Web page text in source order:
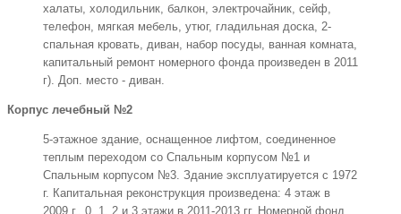
халаты, холодильник, балкон, электрочайник, сейф,
телефон, мягкая мебель, утюг, гладильная доска, 2-
спальная кровать, диван, набор посуды, ванная комната,
капитальный ремонт номерного фонда произведен в 2011
г). Доп. место - диван.
Корпус лечебный №2
5-этажное здание, оснащенное лифтом, соединенное
теплым переходом со Спальным корпусом №1 и
Спальным корпусом №3. Здание эксплуатируется с 1972
г. Капитальная реконструкция произведена: 4 этаж в
2009 г., 0, 1, 2 и 3 этажи в 2011-2013 гг. Номерной фонд